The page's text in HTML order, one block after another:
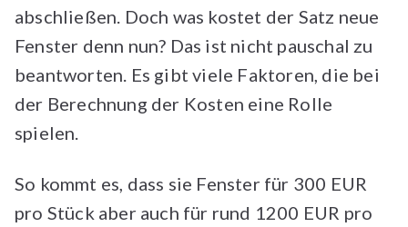
abschließen. Doch was kostet der Satz neue
Fenster denn nun? Das ist nicht pauschal zu
beantworten. Es gibt viele Faktoren, die bei
der Berechnung der Kosten eine Rolle
spielen.
So kommt es, dass sie Fenster für 300 EUR
pro Stück aber auch für rund 1200 EUR pro